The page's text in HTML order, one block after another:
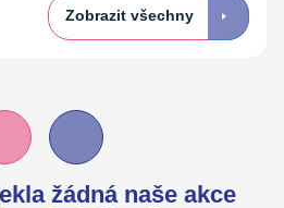
Zobrazit všechny
žádná naše akce